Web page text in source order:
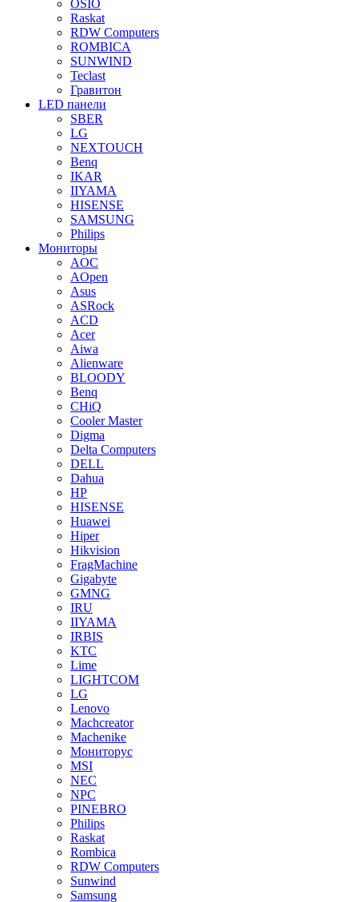
OSIO
Raskat
RDW Computers
ROMBICA
SUNWIND
Teclast
Гравитон
LED панели
SBER
LG
NEXTOUCH
Benq
IKAR
IIYAMA
HISENSE
SAMSUNG
Philips
Мониторы
AOC
AOpen
Asus
ASRock
ACD
Acer
Aiwa
Alienware
BLOODY
Benq
CHiQ
Cooler Master
Digma
Delta Computers
DELL
Dahua
HP
HISENSE
Huawei
Hiper
Hikvision
FragMachine
Gigabyte
GMNG
IRU
IIYAMA
IRBIS
KTC
Lime
LIGHTCOM
LG
Lenovo
Machcreator
Machenike
Мониторус
MSI
NEC
NPC
PINEBRO
Philips
Raskat
Rombica
RDW Computers
Sunwind
Samsung